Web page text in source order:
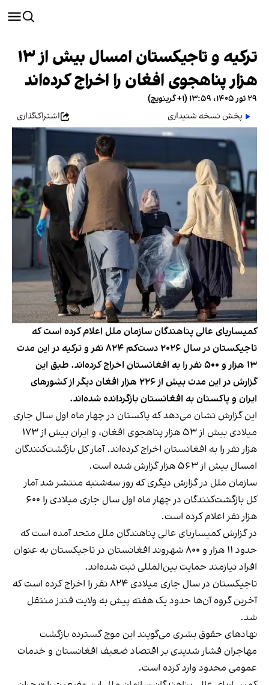
ترکیه و تاجیکستان امسال بیش از ۱۳
هزار پناهجوی افغان را اخراج کرده‌اند
۲۹ ثور ۱۴۰۵، ۱۳:۵۹ (‎+۱ گرینویچ)
پخش نسخه شنیداری
اشتراک‌گذاری
کمیساریای عالی پناهندگان سازمان ملل اعلام کرده است که
تاجیکستان در سال ۲۰۲۶ دست‌کم ۸۲۴ نفر و ترکیه در این مدت
۱۳ هزار و ۵۰۰ نفر را به افغانستان اخراج کرده‌اند. طبق این
گزارش در این مدت بیش از ۲۲۶ هزار افغان دیگر از کشورهای
ایران و پاکستان به افغانستان بازگردانده شده‌اند.
این گزارش نشان می‌دهد که پاکستان در چهار ماه اول سال جاری
میلادی بیش از ۵۳ هزار پناهجوی افغان، و ایران بیش از ۱۷۳
هزار نفر را به افغانستان اخراج کرده‌اند. آمار کل بازگشت‌کنندگان
امسال بیش از ۵۶۳ هزار گزارش شده است.
سازمان ملل در گزارش دیگری که روز سه‌شنبه منتشر شد آمار
کل بازگشت‌کنندگان در چهار ماه اول سال جاری میلادی را ۶۰۰
هزار نفر اعلام کرده است.
در گزارش کمیساریای عالی پناهندگان ملل متحد آمده است که
حدود ۱۱ هزار و ۸۰۰ شهروند افغانستان در تاجیکستان به عنوان
افراد نیازمند حمایت بین‌المللی ثبت شده‌اند.
تاجیکستان در سال جاری میلادی ۸۲۴ نفر را اخراج کرده است که
آخرین گروه آن‌ها حدود یک هفته پیش به ولایت قندز منتقل
شد.
نهادهای حقوق بشری می‌گویند این موج گسترده بازگشت
مهاجران فشار شدیدی بر اقتصاد ضعیف افغانستان و خدمات
عمومی محدود وارد کرده است.